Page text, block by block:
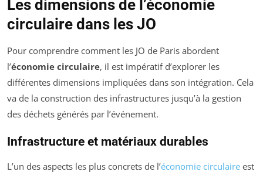
Les dimensions de l’économie
circulaire dans les JO
Pour comprendre comment les JO de Paris abordent
l’économie circulaire, il est impératif d’explorer les
différentes dimensions impliquées dans son intégration. Cela
va de la construction des infrastructures jusqu’à la gestion
des déchets générés par l’événement.
Infrastructure et matériaux durables
L’un des aspects les plus concrets de l’économie circulaire est